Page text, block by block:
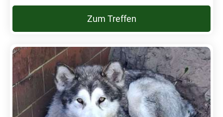
Zum Treffen